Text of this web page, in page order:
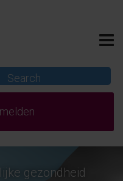
gezondheid